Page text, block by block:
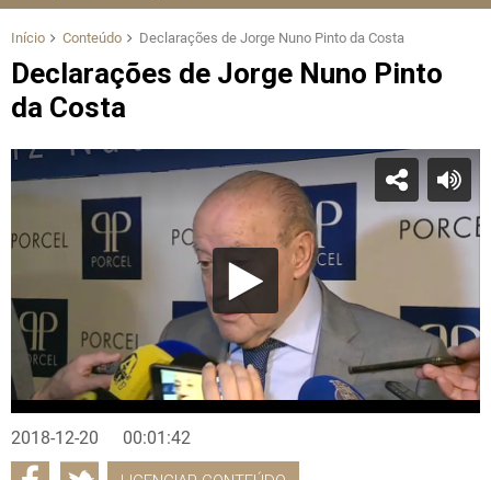
Início Conteúdo Declarações de Jorge Nuno Pinto da Costa
Declarações de Jorge Nuno Pinto
da Costa
2018-12-20 00:01:42